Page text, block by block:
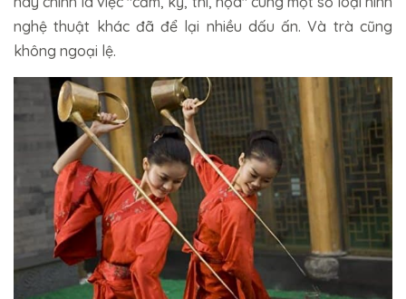
nghệ thuật khác đã để lại nhiều dấu ấn. Và trà cũng
không ngoại lệ.